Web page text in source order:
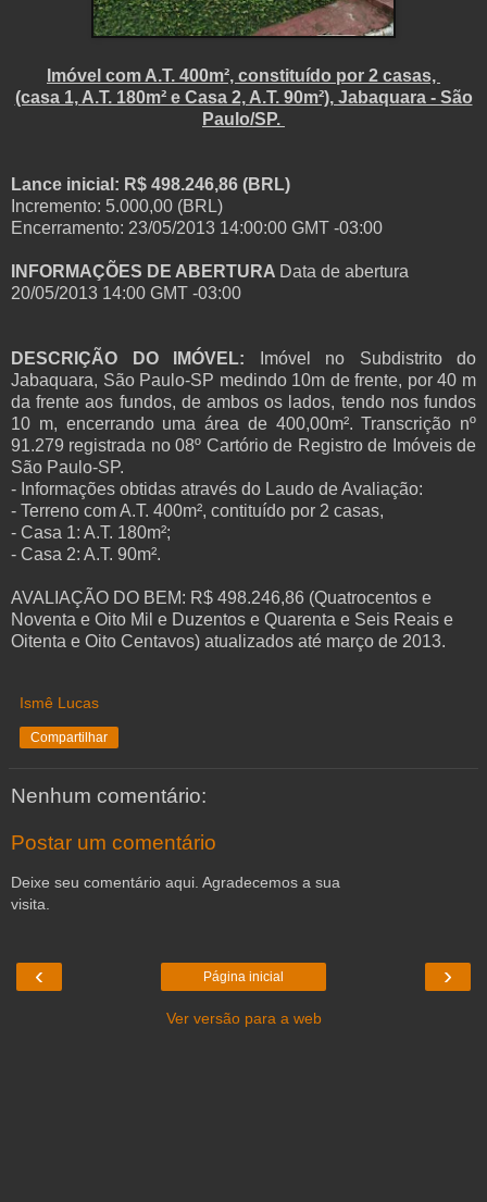
Imóvel com A.T. 400m², constituído por 2 casas,
(casa 1, A.T. 180m² e Casa 2, A.T. 90m²), Jabaquara - São
Paulo/SP.
Lance inicial: R$ 498.246,86 (BRL)
Incremento: 5.000,00 (BRL)
Encerramento: 23/05/2013 14:00:00 GMT -03:00
INFORMAÇÕES DE ABERTURA Data de abertura
20/05/2013 14:00 GMT -03:00
DESCRIÇÃO DO IMÓVEL: Imóvel no Subdistrito do
Jabaquara, São Paulo-SP medindo 10m de frente, por 40 m
da frente aos fundos, de ambos os lados, tendo nos fundos
10 m, encerrando uma área de 400,00m². Transcrição nº
91.279 registrada no 08º Cartório de Registro de Imóveis de
São Paulo-SP.
- Informações obtidas através do Laudo de Avaliação:
- Terreno com A.T. 400m², contituído por 2 casas,
- Casa 1: A.T. 180m²;
- Casa 2: A.T. 90m².
AVALIAÇÃO DO BEM: R$ 498.246,86 (Quatrocentos e
Noventa e Oito Mil e Duzentos e Quarenta e Seis Reais e
Oitenta e Oito Centavos) atualizados até março de 2013.
Ismê Lucas
Compartilhar
Nenhum comentário:
Postar um comentário
Deixe seu comentário aqui. Agradecemos a sua
visita.
‹ ›
Página inicial
Ver versão para a web